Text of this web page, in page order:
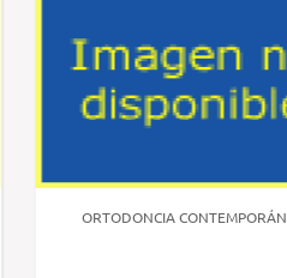
ORTODONCIA